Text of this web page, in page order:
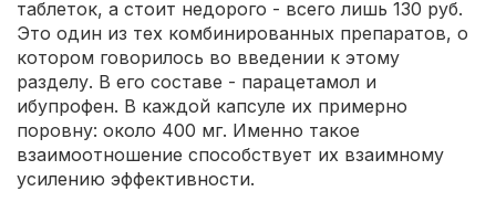
таблеток, а стоит недорого - всего лишь 130 руб.
Это один из тех комбинированных препаратов, о
котором говорилось во введении к этому
разделу. В его составе - парацетамол и
ибупрофен. В каждой капсуле их примерно
поровну: около 400 мг. Именно такое
взаимоотношение способствует их взаимному
усилению эффективности.